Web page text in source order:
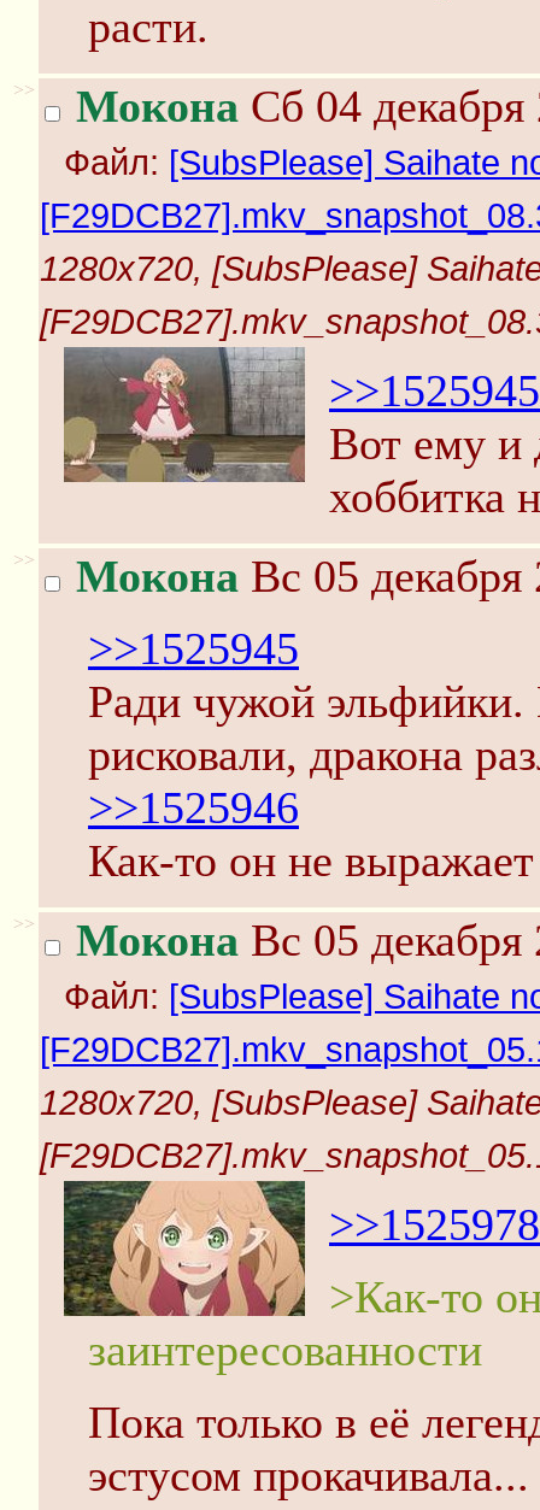
расти.
>> Мокона Сб 04
Файл: [SubsPlease] Saihate
1280x720, [SubsPlease]
>>1525945
Вот ему и
хоббитка
>> Мокона Вс 05
>>1525945
Ради чужой
рисковали, дракона
>>1525946
Как-то он не
>> Мокона Вс 05
Файл: [SubsPlease] Saihate
1280x720, [SubsPlease]
>>1525978
>Как-то
заинтересованности
Пока только в её
эстусом прокачивала...